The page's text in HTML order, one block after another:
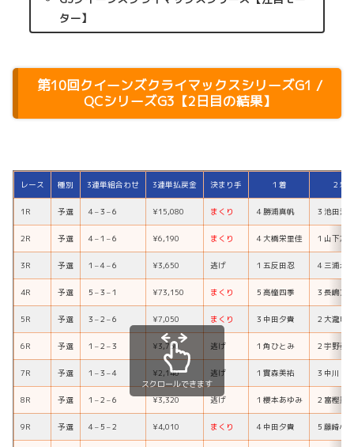
ター】
第10回クイーンズクライマックスシリーズG1 /
QCシリーズG3【2日目の結果】
レース 種別 3連単組合わせ 3連単払戻金 決まり手 １着 ２着
1R 予選 ４ –３ –６ ¥15,080 まくり ４ 勝浦真帆 ３ 池田浩
2R 予選 ４–１ –６ ¥6,190 まくり ４大橋栄里佳 １ 山下友
3R 予選 １ –４ –６ ¥3,650 逃げ １ 五反田忍 ４ 三浦永
4R 予選 ５ –３ –１ ¥73,150 まくり ５ 高憧四季 ３ 長嶋万
5R 予選 ３ –２ –６ ¥7,050 まくり ３ 中田夕貴 ２ 大瀧明
6R 予選 １ –２ –３ ¥3,750 逃げ １ 角ひとみ ２ 宇野弥
7R 予選 １ –３ –４ ¥2,140 逃げ １ 實森美祐 ３ 中川り
8R 予選 １ –２ –６ ¥3,320 逃げ １ 櫻本あゆみ ２ 富樫麗
9R 予選 ４ – ５ –２ ¥4,010 まくり ４ 中田夕貴 ５ 藤崎小
スクロールできます